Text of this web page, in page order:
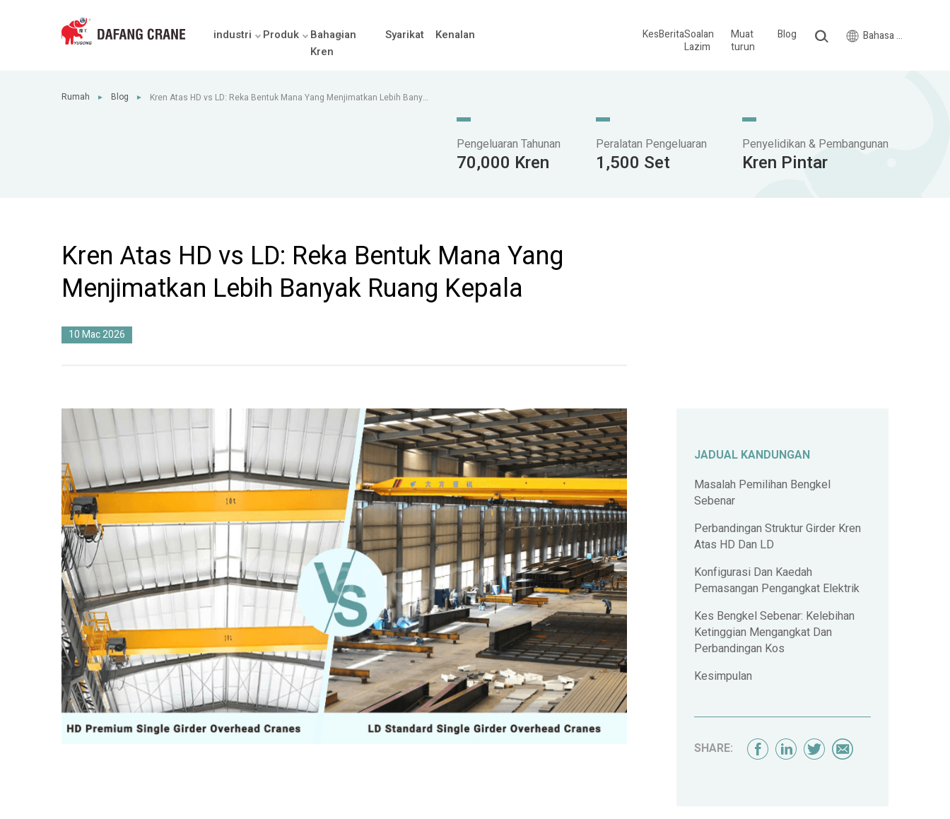
industri Produk
Bahagian
Kren
Syarikat Kenalan KesBeritaSoalan
Lazim
Muat
turun
Blog Bahasa Melayu
Rumah ► Blog ►
Kren Atas HD vs LD: Reka Bentuk Mana Yang Menjimatkan Lebih Banyak
Pengeluaran Tahunan
70,000 Kren
Peralatan Pengeluaran
1,500 Set
Penyelidikan & Pembangunan
Kren Pintar
Kren Atas HD vs LD: Reka Bentuk Mana Yang
Menjimatkan Lebih Banyak Ruang Kepala
10 Mac 2026
JADUAL KANDUNGAN
Masalah Pemilihan Bengkel
Sebenar
Perbandingan Struktur Girder Kren
Atas HD Dan LD
Konfigurasi Dan Kaedah
Pemasangan Pengangkat Elektrik
Kes Bengkel Sebenar: Kelebihan
Ketinggian Mengangkat Dan
Perbandingan Kos
Kesimpulan
SHARE: